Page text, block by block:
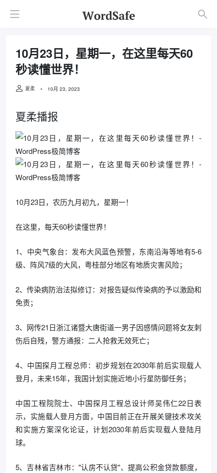
10月23日，星期一，在这里每天60
秒读懂世界！
夏柔 10月 23, 2023
夏柔播报
10月23日，农历九月初九，星期一！
在这里，每天60秒读懂世界！
1、中央气象台：发布大风蓝色预警，东南沿海等地有5-6
级、阵风7级的大风，粤桂部分地区有地质灾害风险；
2、传染病防治法拟修订：对报告疑似传染病的予以激励和
免责；
3、网传21日浙江诸暨大唐街道一男子因感情问题将女友刺
伤后自残，警方通报：二人抢救无效死亡；
4、中国探月工程总师：初步规划在2030年前后实现载人
登月，未来15年，我国计划实施近地小行星防御任务；
中国工程院院士、中国探月工程总设计师吴伟仁22日表
示，实施载人登月方面，中国目前正在开展关键技术攻关
和实施方案深化论证，计划2030年前后实现载人登陆月
球。
5、吉林省吉林市："认房不认贷"、提高公积金贷款额度，